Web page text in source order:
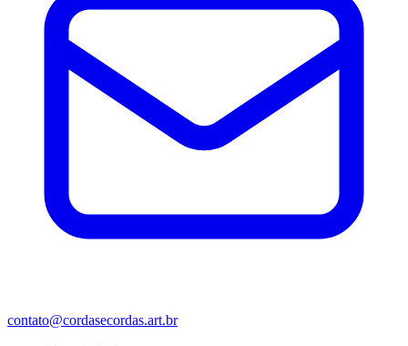
contato@cordasecordas.art.br